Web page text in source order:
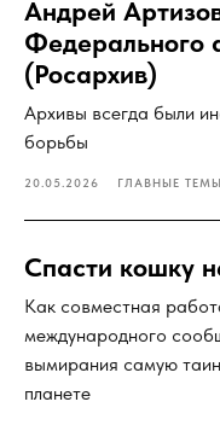
Андрей
Федерального
(Росархив)
Архивы всегда были
борьбы
20.05.2026 ГЛАВНЫЕ
Спасти кошку
Как совместная
международного
вымирания самую
планете